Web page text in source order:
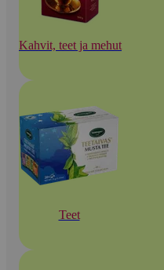
Kahvit, teet ja mehut
Teet